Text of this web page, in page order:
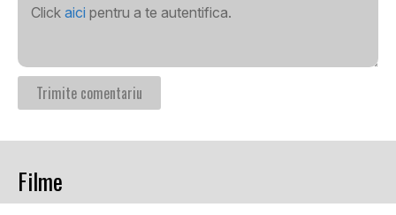
Click aici pentru a te autentifica.
Filme